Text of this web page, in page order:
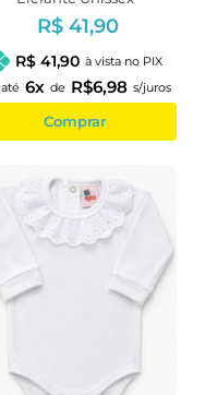
R$ 41,90
R$ 41,90 à vista no PIX
até 6x de R$6,98 s/juros
Comprar